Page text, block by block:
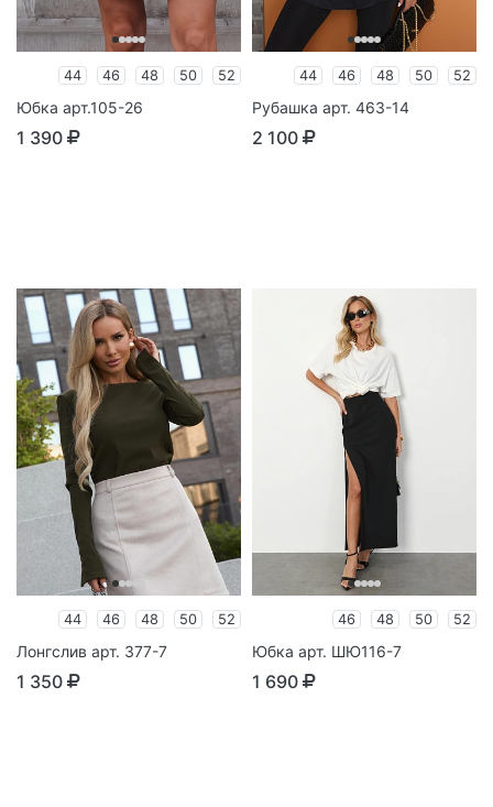
44 46 48 50 52
Юбка арт.105-26
1 390
44 46 48 50 52
Рубашка арт. 463-14
2 100
44 46 48 50 52
Лонгслив арт. 377-7
1 350
46 48 50 52
Юбка арт. ШЮ116-7
1 690